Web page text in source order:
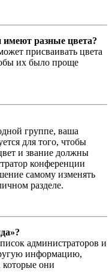
разные цвета?
присваивать цвета
их было проще
группе, ваша
для того, чтобы
и звание должны
конференции
самому изменять
разделе.
администраторов и
информацию,
которые они